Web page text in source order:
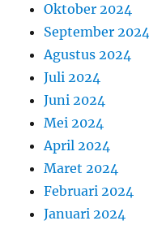
Oktober 2024
September 2024
Agustus 2024
Juli 2024
Juni 2024
Mei 2024
April 2024
Maret 2024
Februari 2024
Januari 2024